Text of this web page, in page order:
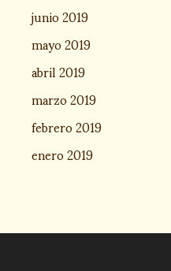
junio 2019
mayo 2019
abril 2019
marzo 2019
febrero 2019
enero 2019